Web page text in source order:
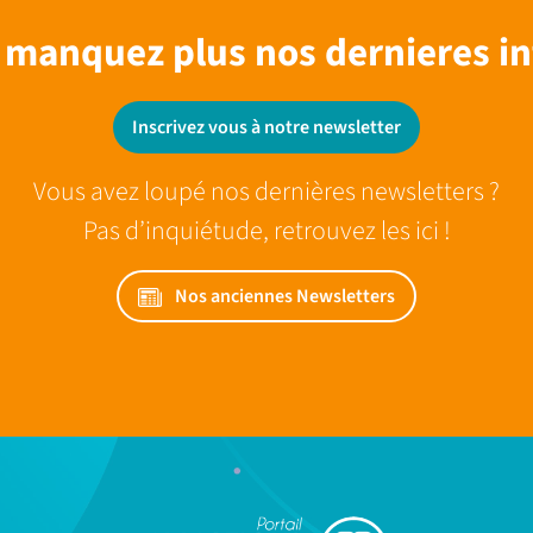
plus nos dernieres
Inscrivez vous à notre newsletter
Vous avez loupé nos dernières newsletters ?
Pas d’inquiétude, retrouvez les ici !
Nos anciennes Newsletters